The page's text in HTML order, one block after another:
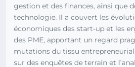
gestion et des finances, ainsi que
technologie. Il a couvert les
économiques des start-up et les
des PME, apportant un regard
mutations du tissu
sur des enquêtes de terrain et